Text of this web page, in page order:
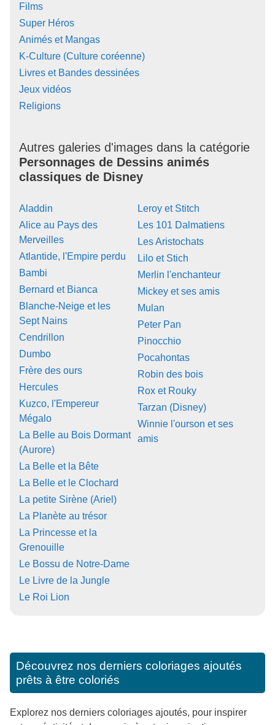
Films
Super Héros
Animés et Mangas
K-Culture (Culture coréenne)
Livres et Bandes dessinées
Jeux vidéos
Religions
Autres galeries d'images dans la catégorie
Personnages de Dessins animés
classiques de Disney
Aladdin
Alice au Pays des
Merveilles
Atlantide, l'Empire perdu
Bambi
Bernard et Bianca
Blanche-Neige et les
Sept Nains
Cendrillon
Dumbo
Frère des ours
Hercules
Kuzco, l'Empereur
Mégalo
La Belle au Bois Dormant
(Aurore)
La Belle et la Bête
La Belle et le Clochard
La petite Sirène (Ariel)
La Planète au trésor
La Princesse et la
Grenouille
Le Bossu de Notre-Dame
Le Livre de la Jungle
Le Roi Lion
Leroy et Stitch
Les 101 Dalmatiens
Les Aristochats
Lilo et Stich
Merlin l'enchanteur
Mickey et ses amis
Mulan
Peter Pan
Pinocchio
Pocahontas
Robin des bois
Rox et Rouky
Tarzan (Disney)
Winnie l'ourson et ses
amis
Découvrez nos derniers coloriages ajoutés
prêts à être coloriés
Explorez nos derniers coloriages ajoutés, pour inspirer